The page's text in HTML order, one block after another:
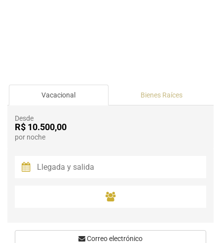
Vacacional Bienes Raíces
Desde
R$ 10.500,00
por noche
Correo electrónico